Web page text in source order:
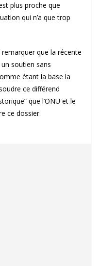
plus proche que
qui n’a que trop
remarquer que la récente
un soutien sans
étant la base la
ce différend
que l’ONU et le
ce dossier.